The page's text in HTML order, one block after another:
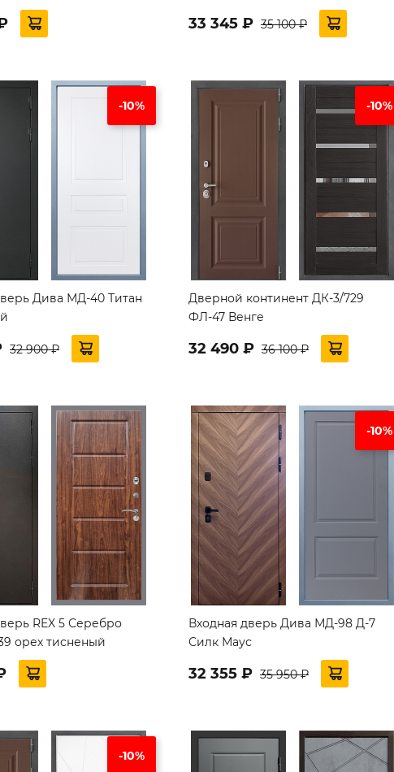
33 345 ₽ 35 100 ₽
-10%
Дива МД-40 Титан
32 900 ₽
-10%
Дверной континент ДК-3/729
ФЛ-47 Венге
32 490 ₽ 36 100 ₽
REX 5 Серебро
орех тисненый
-10%
Входная дверь Дива МД-98 Д-7
Силк Маус
32 355 ₽ 35 950 ₽
-10%